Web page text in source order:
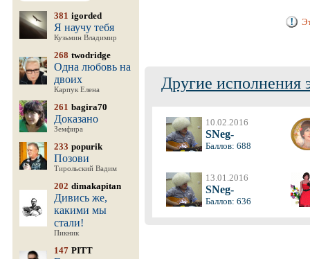
381 igorded
Я научу тебя
Кузьмин Владимир
268 twodridge
Одна любовь на
двоих
Карпук Елена
261 bagira70
Доказано
Земфира
233 popurik
Позови
Тирольский Вадим
202 dimakapitan
Дивись же,
какими мы
стали!
Пикник
147 PITT
Другие исполнения
10.02.2016
SNeg-
Баллов: 688
13.01.2016
SNeg-
Баллов: 636